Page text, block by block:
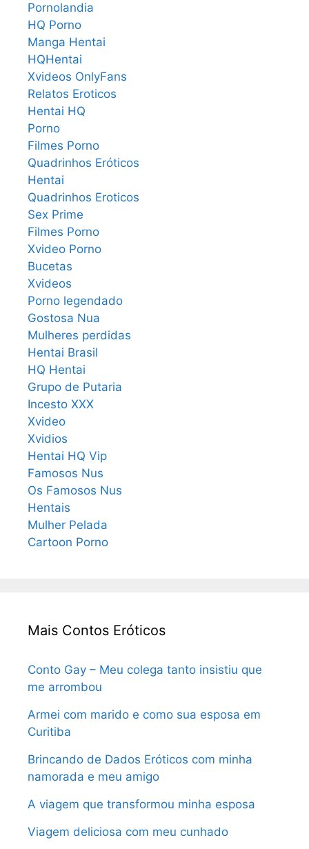
Pornolandia
HQ Porno
Manga Hentai
HQHentai
Xvideos OnlyFans
Relatos Eroticos
Hentai HQ
Porno
Filmes Porno
Quadrinhos Eróticos
Hentai
Quadrinhos Eroticos
Sex Prime
Filmes Porno
Xvideo Porno
Bucetas
Xvideos
Porno legendado
Gostosa Nua
Mulheres perdidas
Hentai Brasil
HQ Hentai
Grupo de Putaria
Incesto XXX
Xvideo
Xvidios
Hentai HQ Vip
Famosos Nus
Os Famosos Nus
Hentais
Mulher Pelada
Cartoon Porno
Mais Contos Eróticos
Conto Gay – Meu colega tanto insistiu que
me arrombou
Armei com marido e como sua esposa em
Curitiba
Brincando de Dados Eróticos com minha
namorada e meu amigo
A viagem que transformou minha esposa
Viagem deliciosa com meu cunhado